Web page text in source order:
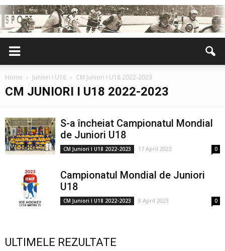
Home Juniori I U18 CM Juniori I U18 2022-2023
CM JUNIORI I U18 2022-2023
S-a încheiat Campionatul Mondial
de Juniori U18
CM Juniori I U18 2022-2023 17 April 2023 0
Campionatul Mondial de Juniori
U18
CM Juniori I U18 2022-2023 8 April 2023 0
ULTIMELE REZULTATE